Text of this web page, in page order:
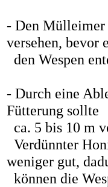
- Den Mülleimer
versehen, bevor
den Wespen
- Durch eine
Fütterung sollte
ca. 5 bis 10 m
Verdünnter
weniger gut,
können die